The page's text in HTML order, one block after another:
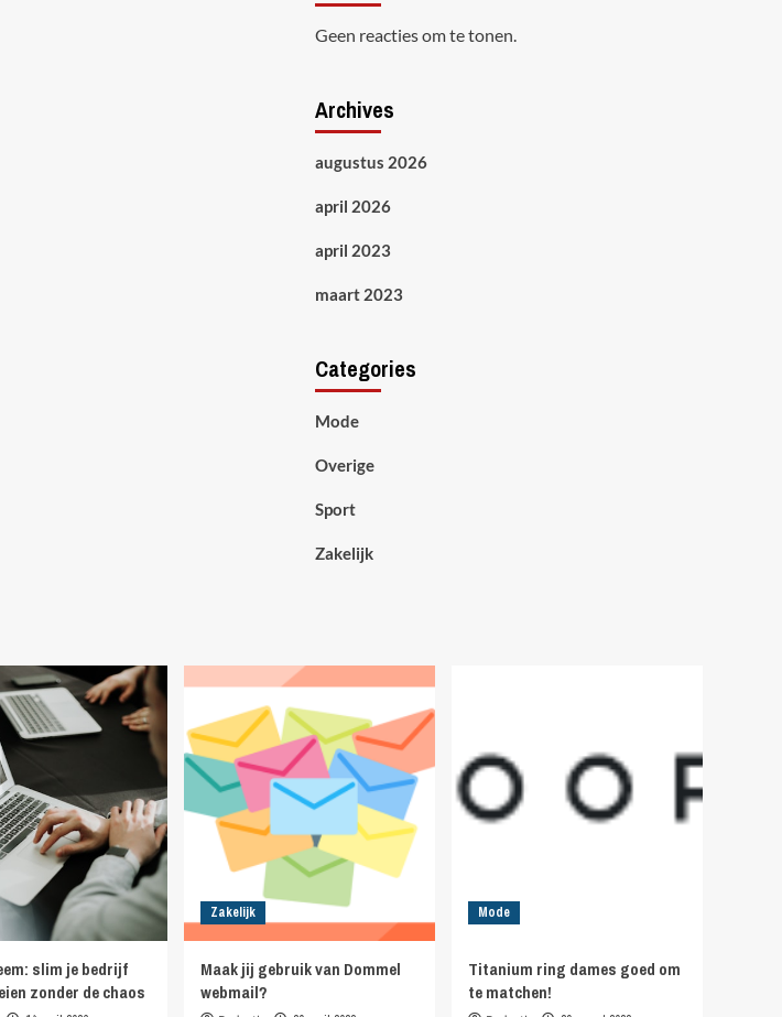
Geen reacties om te tonen.
Archives
augustus 2026
april 2026
april 2023
maart 2023
Categories
Mode
Overige
Sport
Zakelijk
slim je bedrijf
zonder de chaos
Zakelijk
Maak jij gebruik van Dommel
webmail?
Mode
Titanium ring dames goed om
te matchen!